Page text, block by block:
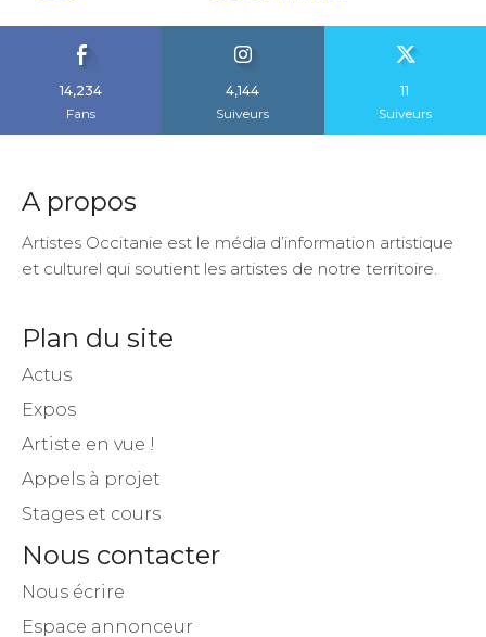
14,234
Fans
4,144
Suiveurs
11
Suiveurs
A propos
Artistes Occitanie est le média d’information artistique
et culturel qui soutient les artistes de notre territoire.
Plan du site
Actus
Expos
Artiste en vue !
Appels à projet
Stages et cours
Nous contacter
Nous écrire
Espace annonceur